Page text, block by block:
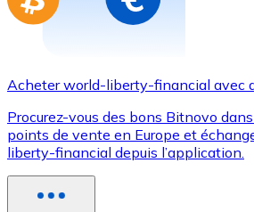
Acheter world-liberty-financial avec
Procurez-vous des bons Bitnovo
points de vente en Europe et
liberty-financial depuis l’application.